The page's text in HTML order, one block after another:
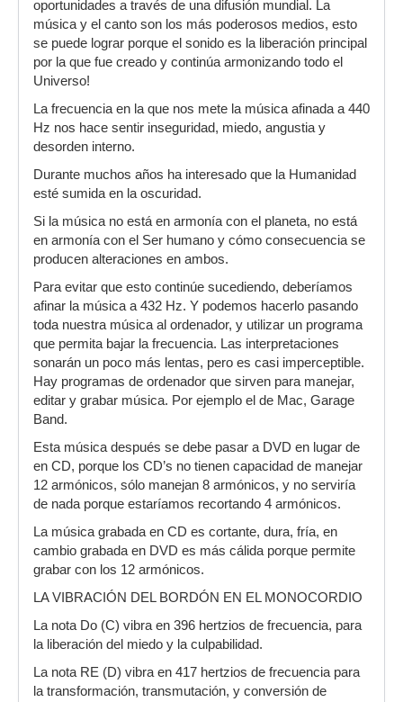
oportunidades a través de una difusión mundial. La
música y el canto son los más poderosos medios, esto
se puede lograr porque el sonido es la liberación principal
por la que fue creado y continúa armonizando todo el
Universo!
La frecuencia en la que nos mete la música afinada a 440
Hz nos hace sentir inseguridad, miedo, angustia y
desorden interno.
Durante muchos años ha interesado que la Humanidad
esté sumida en la oscuridad.
Si la música no está en armonía con el planeta, no está
en armonía con el Ser humano y cómo consecuencia se
producen alteraciones en ambos.
Para evitar que esto continúe sucediendo, deberíamos
afinar la música a 432 Hz. Y podemos hacerlo pasando
toda nuestra música al ordenador, y utilizar un programa
que permita bajar la frecuencia. Las interpretaciones
sonarán un poco más lentas, pero es casi imperceptible.
Hay programas de ordenador que sirven para manejar,
editar y grabar música. Por ejemplo el de Mac, Garage
Band.
Esta música después se debe pasar a DVD en lugar de
en CD, porque los CD’s no tienen capacidad de manejar
12 armónicos, sólo manejan 8 armónicos, y no serviría
de nada porque estaríamos recortando 4 armónicos.
La música grabada en CD es cortante, dura, fría, en
cambio grabada en DVD es más cálida porque permite
grabar con los 12 armónicos.
LA VIBRACIÓN DEL BORDÓN EN EL MONOCORDIO
La nota Do (C) vibra en 396 hertzios de frecuencia, para
la liberación del miedo y la culpabilidad.
La nota RE (D) vibra en 417 hertzios de frecuencia para
la transformación, transmutación, y conversión de